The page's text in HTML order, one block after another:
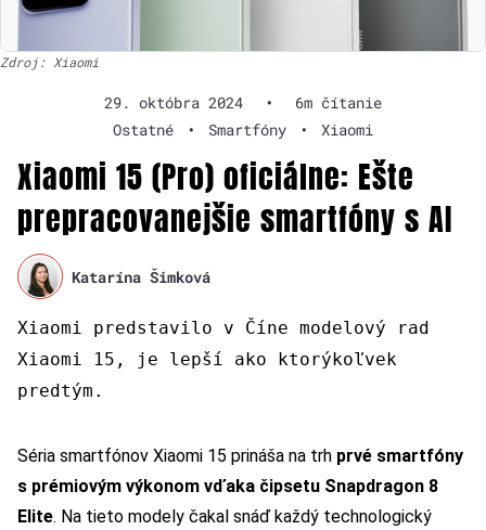
Zdroj: Xiaomi
29. októbra 2024 •
6m čítanie
Ostatné
• Smartfóny • Xiaomi
Xiaomi 15 (Pro) oficiálne: Ešte
prepracovanejšie smartfóny s AI
Katarína Šimková
Xiaomi predstavilo v Číne modelový rad
Xiaomi 15, je lepší ako ktorýkoľvek
predtým.
Séria smartfónov Xiaomi 15 prináša na trh prvé smartfóny
s prémiovým výkonom vďaka čipsetu Snapdragon 8
Elite. Na tieto modely čakal snáď každý technologický